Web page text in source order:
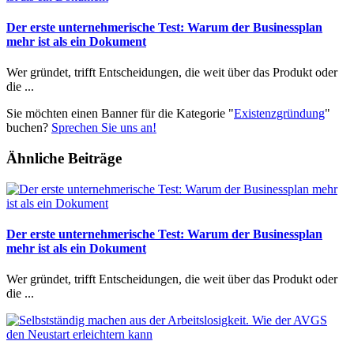
Der erste unternehmerische Test: Warum der Businessplan
mehr ist als ein Dokument
Wer gründet, trifft Entscheidungen, die weit über das Produkt oder
die ...
Sie möchten einen Banner für die Kategorie "Existenzgründung"
buchen? Sprechen Sie uns an!
Ähnliche Beiträge
Der erste unternehmerische Test: Warum der Businessplan
mehr ist als ein Dokument
Wer gründet, trifft Entscheidungen, die weit über das Produkt oder
die ...